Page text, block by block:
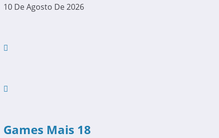
Pular
Conteúdo
10 De Agosto De 2026
Games Mais 18